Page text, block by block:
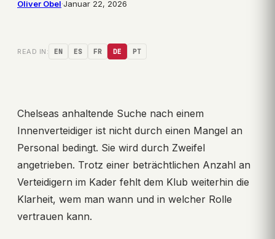
Oliver Obel·Januar 22, 2026
READ IN: EN ES FR DE PT
Chelseas anhaltende Suche nach einem
Innenverteidiger ist nicht durch einen Mangel an
Personal bedingt. Sie wird durch Zweifel
angetrieben. Trotz einer beträchtlichen Anzahl an
Verteidigern im Kader fehlt dem Klub weiterhin die
Klarheit, wem man wann und in welcher Rolle
vertrauen kann.